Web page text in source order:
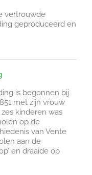
vertrouwde
geproduceerd en
is begonnen bij
met zijn vrouw
kinderen was
op de
van Vente
aan de
en draaide op